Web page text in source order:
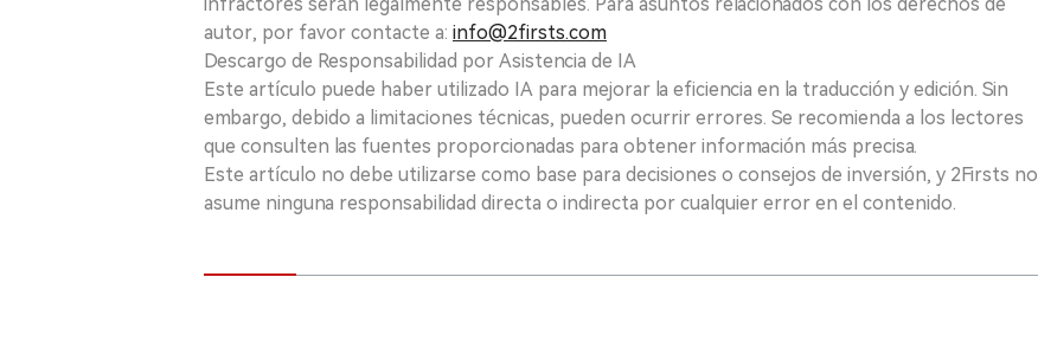
autor, por favor contacte a: info@2firsts.com
Descargo de Responsabilidad por Asistencia de IA
Este artículo puede haber utilizado IA para mejorar la eficiencia en la traducción y edición. Sin
embargo, debido a limitaciones técnicas, pueden ocurrir errores. Se recomienda a los lectores
que consulten las fuentes proporcionadas para obtener información más precisa.
Este artículo no debe utilizarse como base para decisiones o consejos de inversión, y 2Firsts no
asume ninguna responsabilidad directa o indirecta por cualquier error en el contenido.